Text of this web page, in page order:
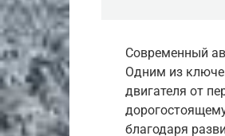
Современный
Одним из
двигателя от
благодаря